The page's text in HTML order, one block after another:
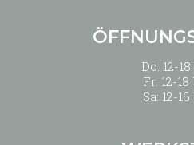
Do: 12-
Fr: 12-
Sa: 12-